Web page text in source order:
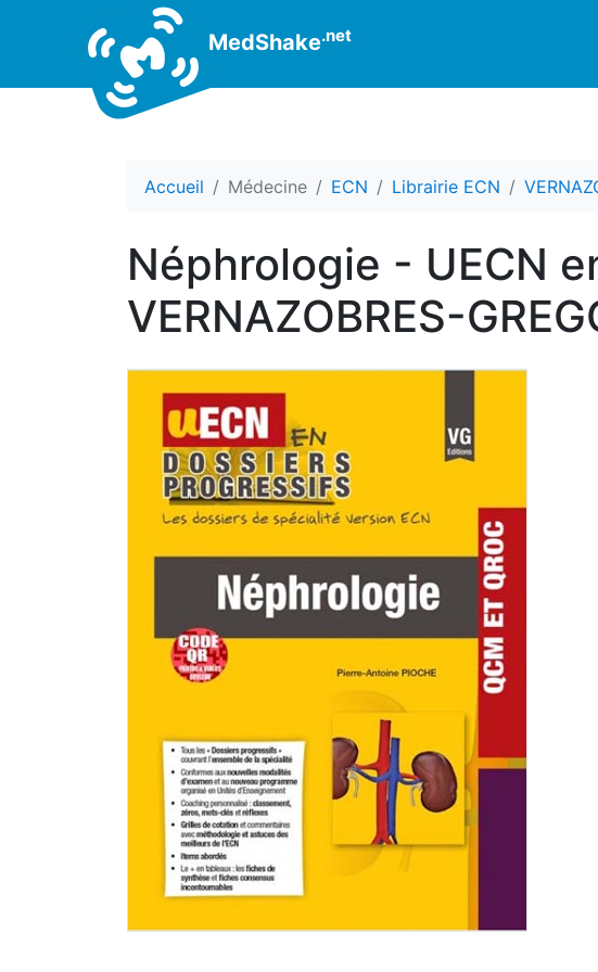
MedShake.net
Accueil Médecine ECN Librairie ECN
Néphrologie - UECN
VERNAZOBRES-